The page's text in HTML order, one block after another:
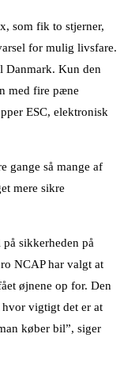
som fik to stjerner,
for mulig livsfare.
Danmark. Kun den
med fire pæne
ESC, elektronisk
gange så mange af
mere sikre
sikkerheden på
NCAP har valgt at
øjnene op for. Den
hvor vigtigt det er at
køber bil”, siger